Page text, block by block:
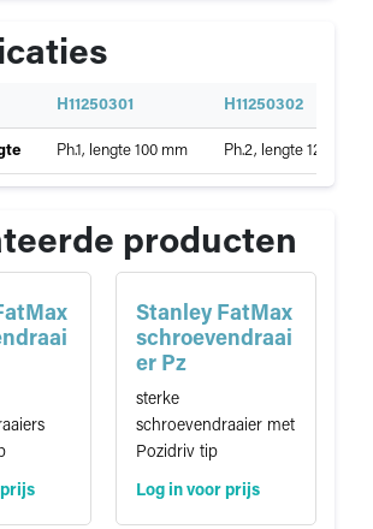
H11250301 H11250302
Ph.1, lengte 100 mm Ph.2, lengte 125 mm
producten
prijs
Stanley FatMax
schroevendraai
er Pz
sterke
schroevendraaier met
Pozidriv tip
Log in voor prijs